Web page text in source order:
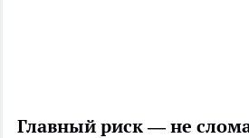
Главный риск — не